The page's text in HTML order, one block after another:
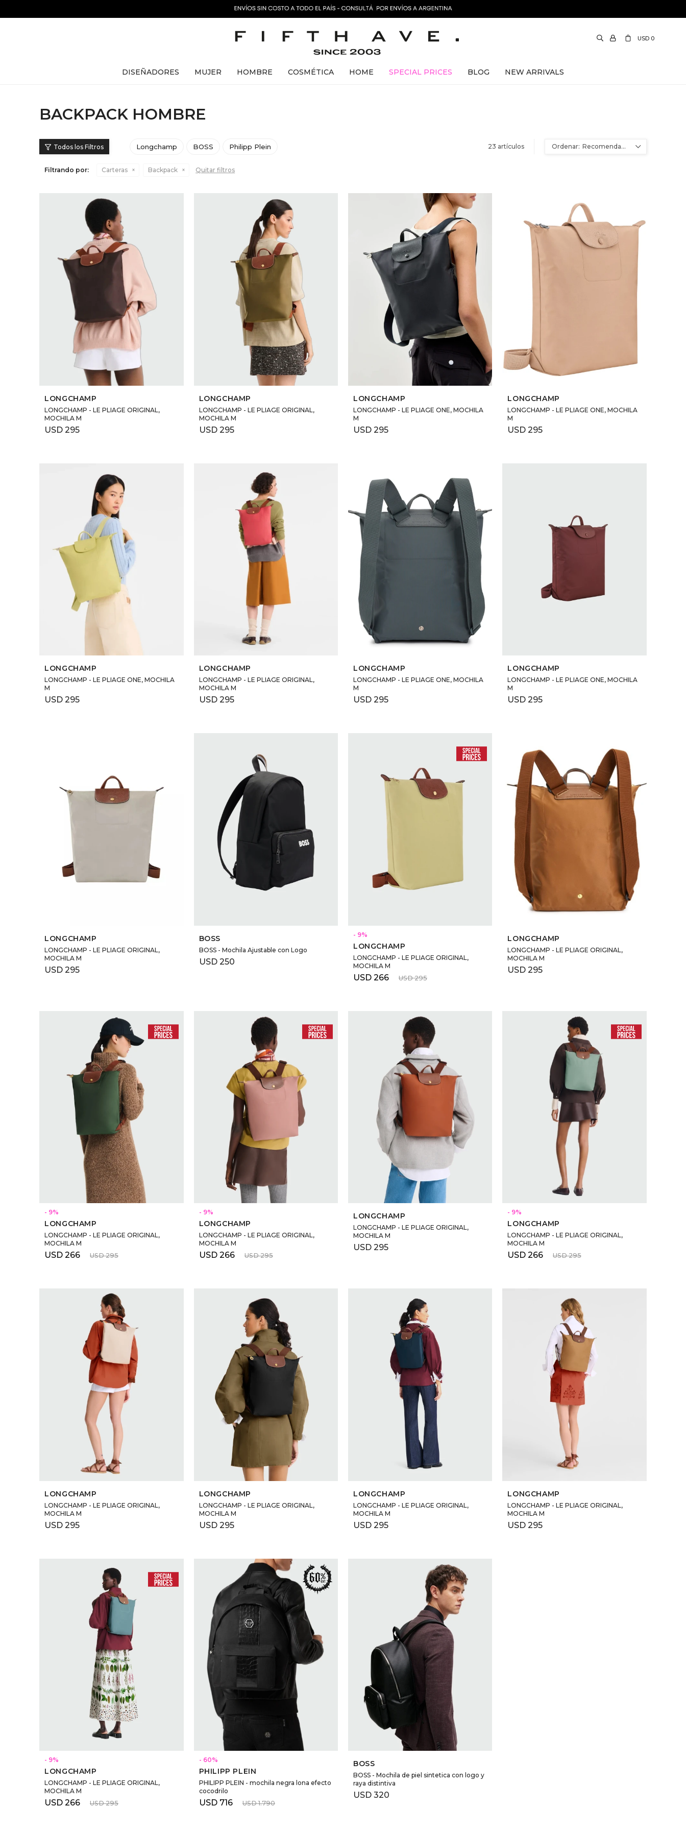
DISEÑADORES MUJER HOMBRE COSMÉTICA HOME SPECIAL PRICES BLOG NEW ARRIVALS
USD 0
BACKPACK HOMBRE
Longchamp BOSS Philipp Plein 23 artículos Recomendados
Filtrando por: Carteras Backpack Quitar filtros
SELECCIONAR TALLE
LONGCHAMP
LONGCHAMP - LE PLIAGE ORIGINAL,
MOCHILA M
USD 295
SELECCIONAR TALLE
LONGCHAMP
LONGCHAMP - LE PLIAGE ORIGINAL,
MOCHILA M
USD 295
SELECCIONAR TALLE
LONGCHAMP
LONGCHAMP - LE PLIAGE ONE, MOCHILA
M
USD 295
LONGCHAMP
LONGCHAMP - LE PLIAGE ONE, MOCHILA
M
USD 295
SELECCIONAR TALLE
LONGCHAMP
LONGCHAMP - LE PLIAGE ONE, MOCHILA
M
USD 295
LONGCHAMP
LONGCHAMP - LE PLIAGE ORIGINAL,
MOCHILA M
USD 295
LONGCHAMP
LONGCHAMP - LE PLIAGE ONE, MOCHILA
M
USD 295
LONGCHAMP
LONGCHAMP - LE PLIAGE ONE, MOCHILA
M
USD 295
LONGCHAMP
LONGCHAMP - LE PLIAGE ORIGINAL,
MOCHILA M
USD 295
BOSS
BOSS - Mochila Ajustable con Logo
USD 250
9
LONGCHAMP
LONGCHAMP - LE PLIAGE ORIGINAL,
MOCHILA M
USD 266 USD 295
LONGCHAMP
LONGCHAMP - LE PLIAGE ORIGINAL,
MOCHILA M
USD 295
SELECCIONAR TALLE
9
LONGCHAMP
LONGCHAMP - LE PLIAGE ORIGINAL,
MOCHILA M
USD 266 USD 295
SELECCIONAR TALLE
9
LONGCHAMP
LONGCHAMP - LE PLIAGE ORIGINAL,
MOCHILA M
USD 266 USD 295
SELECCIONAR TALLE
LONGCHAMP
LONGCHAMP - LE PLIAGE ORIGINAL,
MOCHILA M
USD 295
SELECCIONAR TALLE
9
LONGCHAMP
LONGCHAMP - LE PLIAGE ORIGINAL,
MOCHILA M
USD 266 USD 295
SELECCIONAR TALLE
LONGCHAMP
LONGCHAMP - LE PLIAGE ORIGINAL,
MOCHILA M
USD 295
SELECCIONAR TALLE
LONGCHAMP
LONGCHAMP - LE PLIAGE ORIGINAL,
MOCHILA M
USD 295
LONGCHAMP
LONGCHAMP - LE PLIAGE ORIGINAL,
MOCHILA M
USD 295
LONGCHAMP
LONGCHAMP - LE PLIAGE ORIGINAL,
MOCHILA M
USD 295
9
LONGCHAMP
LONGCHAMP - LE PLIAGE ORIGINAL,
MOCHILA M
USD 266 USD 295
60
PHILIPP PLEIN
PHILIPP PLEIN - mochila negra lona efecto
cocodrilo
USD 716 USD 1.790
SELECCIONAR TALLE
BOSS
BOSS - Mochila de piel sintetica con logo y
raya distintiva
USD 320